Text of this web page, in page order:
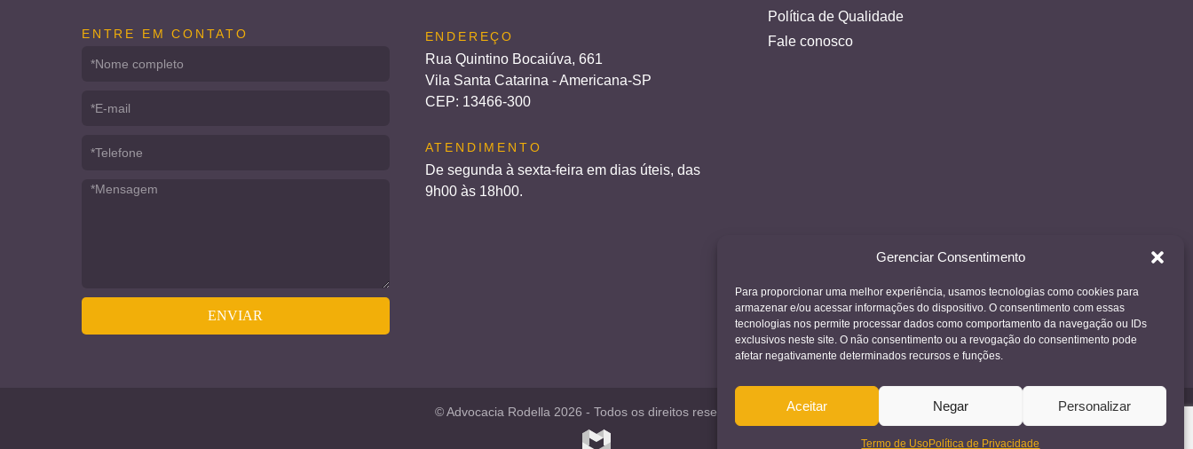
Gerenciar Consentimento
Para proporcionar uma melhor experiência, usamos tecnologias como cookies para
armazenar e/ou acessar informações do dispositivo. O consentimento com essas
tecnologias nos permite processar dados como comportamento da navegação ou IDs
exclusivos neste site. O não consentimento ou a revogação do consentimento pode
afetar negativamente determinados recursos e funções.
Aceitar Negar Personalizar
Termo de Uso Política de Privacidade
ENTRE EM CONTATO ENDEREÇO
Rua Quintino Bocaiúva, 661
Vila Santa Catarina - Americana-SP
CEP: 13466-300
ATENDIMENTO
De segunda à sexta-feira em dias úteis, das
9h00 às 18h00.
Política de Qualidade
Fale conosco
© Advocacia Rodella 2026 - Todos os direitos reservados.